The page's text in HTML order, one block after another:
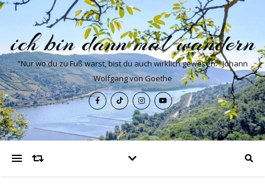
ich bin dann mal wandern
"Nur wo du zu Fuß warst, bist du auch wirklich gewesen." Johann
Wolfgang von Goethe